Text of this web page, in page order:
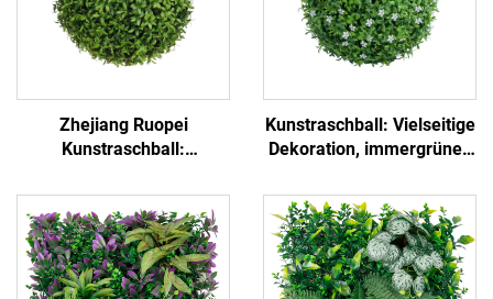
Zhejiang Ruopei
Kunstraschball:
Pflegeleicht
Kunstraschball: Vielseitige
Dekoration, immergrünes